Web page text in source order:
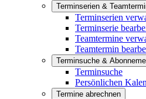
Terminserien &
Terminserien
Terminserie
Teamtermine
Teamtermin
Terminsuche &
Terminsuche
Persönlichen
Termine abrechnen